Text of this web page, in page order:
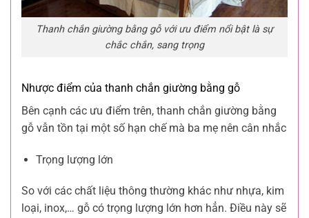
Thanh chắn giường bằng gỗ với ưu điểm nổi bật là sự
chắc chắn, sang trọng
Nhược điểm của thanh chắn giường bằng gỗ
Bên cạnh các ưu điểm trên, thanh chắn giường bằng
gỗ vẫn tồn tại một số hạn chế mà ba mẹ nên cân nhắc
Trọng lượng lớn
So với các chất liệu thông thường khác như nhựa, kim
loại, inox,… gỗ có trọng lượng lớn hơn hẳn. Điều này sẽ